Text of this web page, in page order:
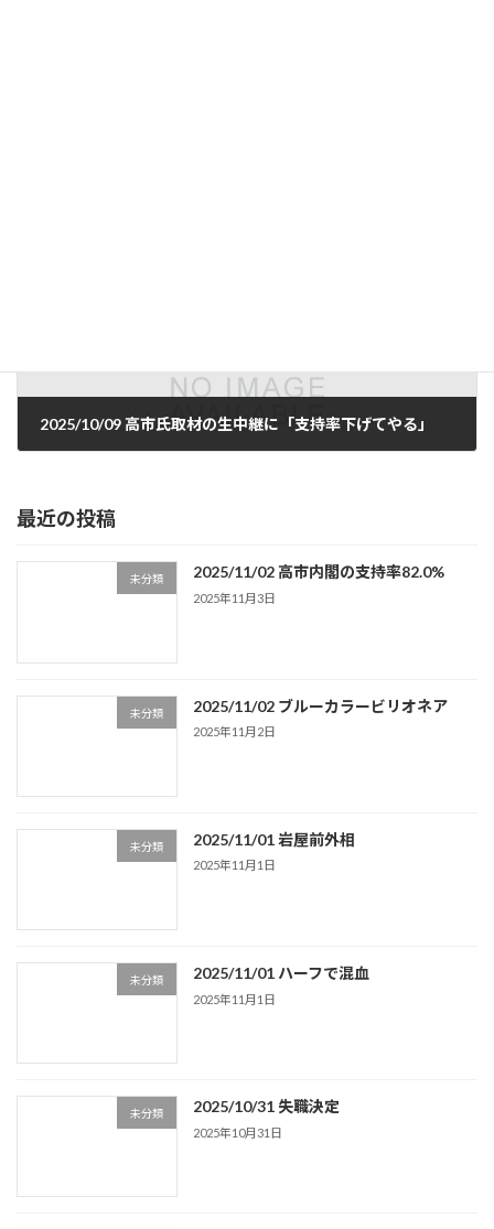
2025/10/09 高市氏取材の生中継に「支持率下げてやる」
最近の投稿
未分類 2025/11/02 高市内閣の支持率82.0%
2025年11月3日
未分類 2025/11/02 ブルーカラービリオネア
2025年11月2日
未分類 2025/11/01 岩屋前外相
2025年11月1日
未分類 2025/11/01 ハーフで混血
2025年11月1日
未分類 2025/10/31 失職決定
2025年10月31日